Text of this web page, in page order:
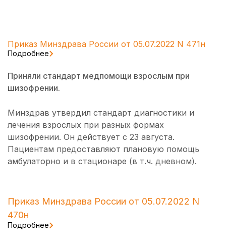
Приказ Минздрава России от 05.07.2022 N 471н
Подробнее
Приняли стандарт медпомощи взрослым при
шизофрении.
Минздрав утвердил стандарт диагностики и
лечения взрослых при разных формах
шизофрении. Он действует с 23 августа.
Пациентам предоставляют плановую помощь
амбулаторно и в стационаре (в т.ч. дневном).
Приказ Минздрава России от 05.07.2022 N
470н
Подробнее